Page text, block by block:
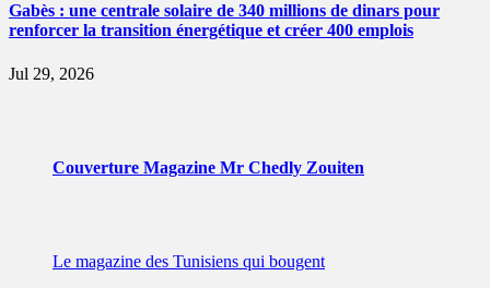
Gabès : une centrale solaire de 340 millions de dinars pour
renforcer la transition énergétique et créer 400 emplois
Jul 29, 2026
Couverture Magazine Mr Chedly Zouiten
Le magazine des Tunisiens qui bougent